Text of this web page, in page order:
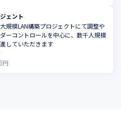
ェント
規模LAN構築プロジェクトにて調整や
ーコントロールを中心に、数千人規模
していただきます
円